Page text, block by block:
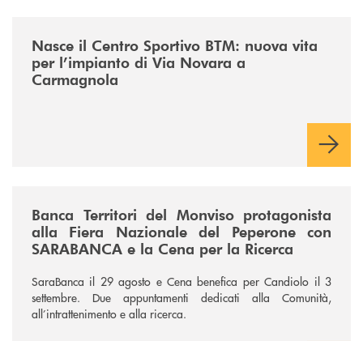
Nasce il Centro Sportivo BTM: nuova vita
per l’impianto di Via Novara a
Carmagnola
Banca Territori del Monviso protagonista
alla Fiera Nazionale del Peperone con
SARABANCA e la Cena per la Ricerca
SaraBanca il 29 agosto e Cena benefica per Candiolo il 3
settembre. Due appuntamenti dedicati alla Comunità,
all’intrattenimento e alla ricerca.